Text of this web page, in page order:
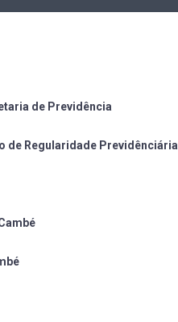
de Previdência
de Regularidade Previdênciária